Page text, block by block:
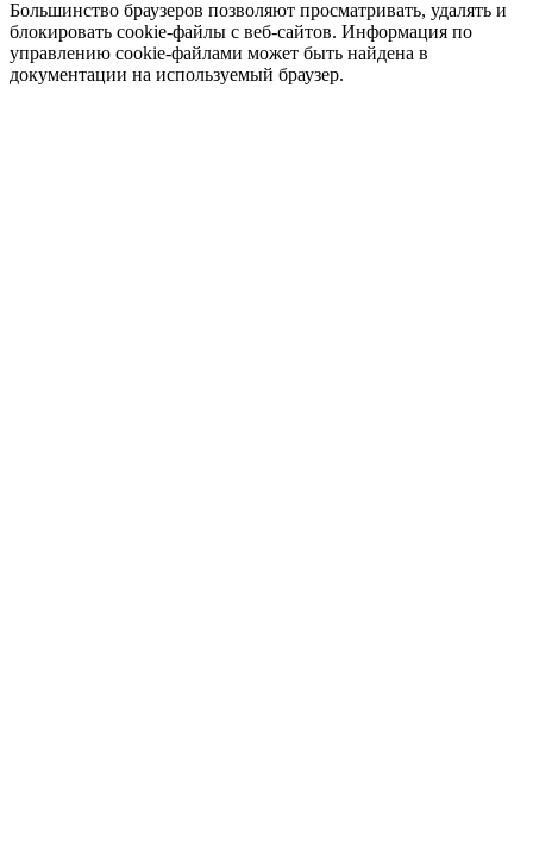
Большинство браузеров позволяют просматривать, удалять и
блокировать cookie-файлы c веб-сайтов. Информация по
управлению cookie-файлами может быть найдена в
документации на используемый браузер.